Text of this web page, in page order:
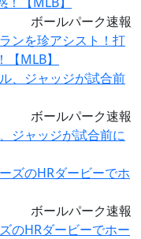
ボールパーク速報
ンを珍アシスト！打
MLB】
ボールパーク速報
ジャッジが試合前に
ボールパーク速報
のHRダービーでホー